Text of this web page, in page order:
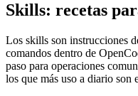
Skills: recetas
Los skills son instrucciones
comandos dentro de
paso para operaciones
los que más uso a diario son